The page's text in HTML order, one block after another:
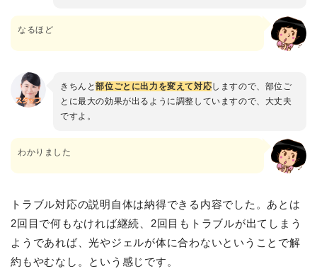
なるほど
きちんと部位ごとに出力を変えて対応しますので、部位ご
とに最大の効果が出るように調整していますので、大丈夫
ですよ。
わかりました
トラブル対応の説明自体は納得できる内容でした。あとは
2回目で何もなければ継続、2回目もトラブルが出てしまう
ようであれば、光やジェルが体に合わないということで解
約もやむなし。という感じです。